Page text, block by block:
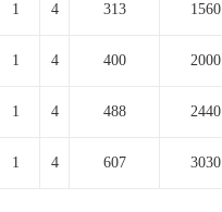
1 4 313 1560
1 4 400 2000
1 4 488 2440
1 4 607 3030